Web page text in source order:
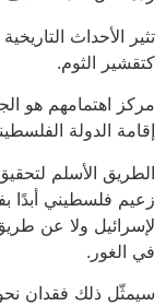
تثير الأحداث
كتقشير الثوم.
مركز اهتمامهم هو
إقامة الدولة
الطريق الأسلم
زعيم فلسطيني أبدًا
لإسرائيل ولا عن
في الغور.